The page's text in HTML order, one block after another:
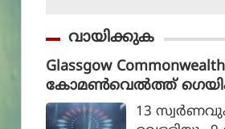
വായിക്കുക
Glassgow
കോമൺവെൽത്ത്
ഗ്ലാസ്ഗോയിൽ
ൽ നേട്ടത്തിൽ ഇന്ത്യ
13